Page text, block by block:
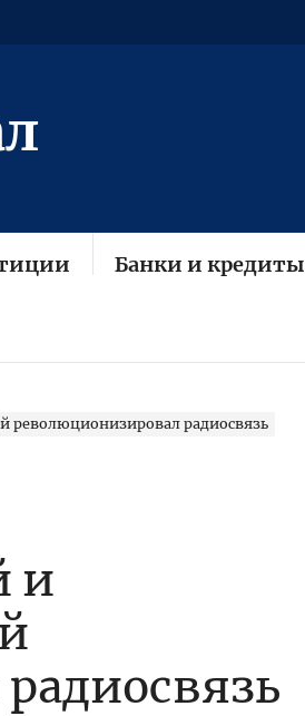
Банки и кредиты
революционизировал радиосвязь
и